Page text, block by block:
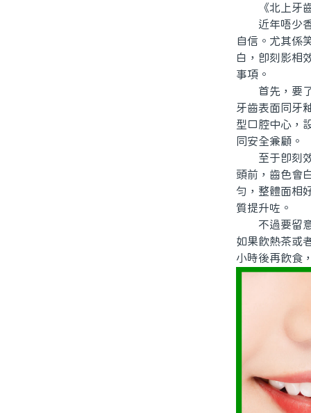
《北上牙齒
近年唔少香
自信。尤其係
白，即刻影相
事項。
首先，要了
牙齒表面同牙
型口腔中心，
同安全兼顧。
至于即刻效
頭前，齒色會
勻，整體面相
質提升咗。
不過要留意
如果飲熱茶或
小時後再飲食